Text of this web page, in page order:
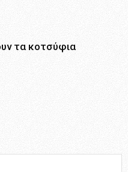
τα κοτσύφια